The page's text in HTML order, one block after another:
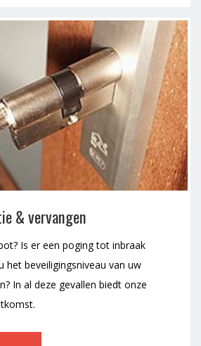
& vervangen
Is er een poging tot inbraak
het beveiligingsniveau van uw
In al deze gevallen biedt onze